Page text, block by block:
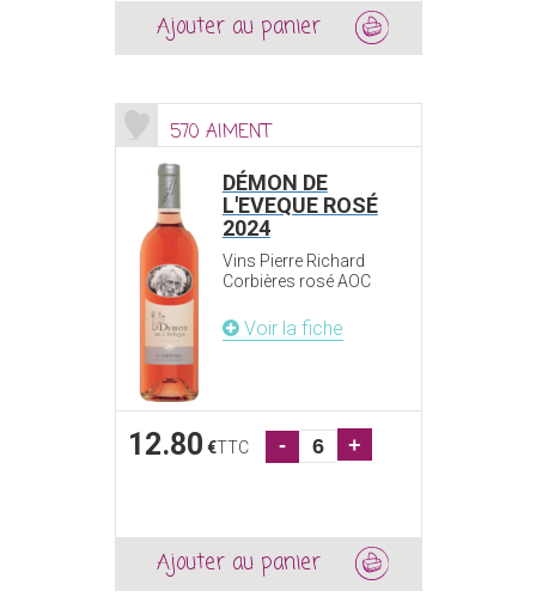
Ajouter au panier
570 AIMENT
DÉMON DE
L'EVEQUE ROSÉ
2024
Vins Pierre Richard
Corbières rosé AOC
Voir la fiche
12.80 €TTC - +
Ajouter au panier